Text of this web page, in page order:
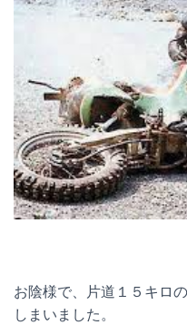
お陰様で、片道１５キロ
しまいました。